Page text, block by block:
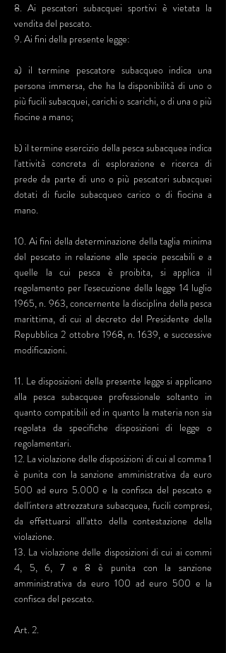
8. Ai pescatori subacquei sportivi è vietata la
vendita del pescato.
9. Ai fini della presente legge:
a) il termine pescatore subacqueo indica una
persona immersa, che ha la disponibilità di uno o
più fucili subacquei, carichi o scarichi, o di una o più
fiocine a mano;
b) il termine esercizio della pesca subacquea indica
l'attività concreta di esplorazione e ricerca di
prede da parte di uno o più pescatori subacquei
dotati di fucile subacqueo carico o di fiocina a
mano.
10. Ai fini della determinazione della taglia minima
del pescato in relazione alle specie pescabili e a
quelle la cui pesca è proibita, si applica il
regolamento per l'esecuzione della legge 14 luglio
1965, n. 963, concernente la disciplina della pesca
marittima, di cui al decreto del Presidente della
Repubblica 2 ottobre 1968, n. 1639, e successive
modificazioni.
11. Le disposizioni della presente legge si applicano
alla pesca subacquea professionale soltanto in
quanto compatibili ed in quanto la materia non sia
regolata da specifiche disposizioni di legge o
regolamentari.
12. La violazione delle disposizioni di cui al comma 1
è punita con la sanzione amministrativa da euro
500 ad euro 5.000 e la confisca del pescato e
dell'intera attrezzatura subacquea, fucili compresi,
da effettuarsi all'atto della contestazione della
violazione.
13. La violazione delle disposizioni di cui ai commi
4, 5, 6, 7 e 8 è punita con la sanzione
amministrativa da euro 100 ad euro 500 e la
confisca del pescato.
Art. 2.